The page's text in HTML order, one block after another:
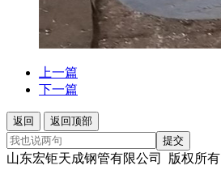
上一篇
下一篇
返回
返回顶部
提交
山东宏钜天成钢管有限公司 版权所有